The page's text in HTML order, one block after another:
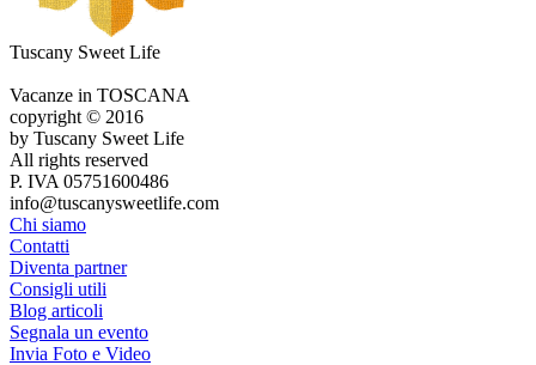
Tuscany Sweet Life
Vacanze in TOSCANA
copyright © 2016
by Tuscany Sweet Life
All rights reserved
P. IVA 05751600486
info@tuscanysweetlife.com
Chi siamo
Contatti
Diventa partner
Consigli utili
Blog articoli
Segnala un evento
Invia Foto e Video